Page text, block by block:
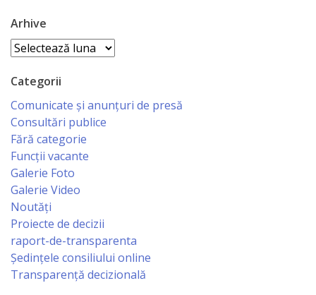
Specialist
pentru
Planificare,
Economist
Primar
Viceprimarii
Specialist
Relații
cu
Arhive
Arhive
Categorii
Comunicate și anunțuri de presă
Consultări publice
Fără categorie
Funcții vacante
Galerie Foto
Galerie Video
Noutăți
Proiecte de decizii
raport-de-transparenta
Ședințele consiliului online
Transparență decizională